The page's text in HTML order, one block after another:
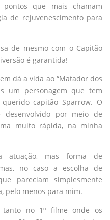
que mais chamam
de rejuvenescimento para
de mesmo com o Capitão
é garantida!
dá a vida ao “Matador dos
um personagem que tem
capitão Sparrow. O
desenvolvido por meio de
muito rápida, na minha
atuação, mas forma de
no caso a escolha de
pareciam simplesmente
pelo menos para mim.
tanto no 1º filme onde os